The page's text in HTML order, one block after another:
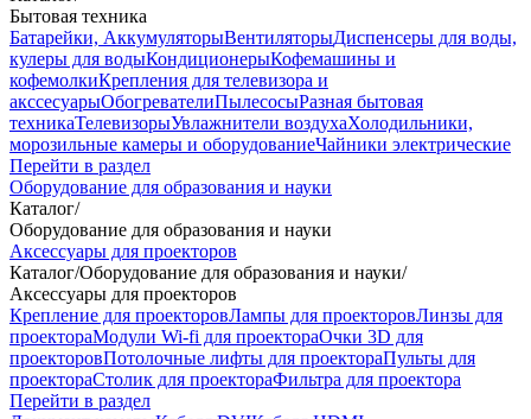
Бытовая техника
Батарейки, АккумуляторыВентиляторыДиспенсеры для воды,
кулеры для водыКондиционерыКофемашины и
кофемолкиКрепления для телевизора и
акссесуарыОбогревателиПылесосыРазная бытовая
техникаТелевизорыУвлажнители воздухаХолодильники,
морозильные камеры и оборудованиеЧайники электрические
Перейти в раздел
Оборудование для образования и науки
Каталог/
Оборудование для образования и науки
Аксессуары для проекторов
Каталог/Оборудование для образования и науки/
Аксессуары для проекторов
Крепление для проекторовЛампы для проекторовЛинзы для
проектораМодули Wi-fi для проектораОчки 3D для
проекторовПотолочные лифты для проектораПульты для
проектораСтолик для проектораФильтра для проектора
Перейти в раздел